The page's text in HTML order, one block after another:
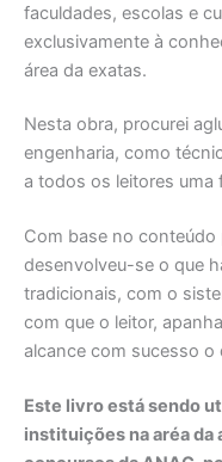
faculdades, escolas e
exclusivamente à
área da exatas.
Nesta obra, procurei
engenharia, como
a todos os leitores uma
Com base no
desenvolveu-se o que
tradicionais, com o
com que o leitor,
alcance com sucesso
Este livro está sendo
instituições na aréa da